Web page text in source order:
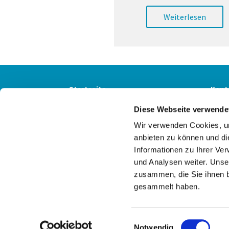
Diese Webseite
Wir verwenden Cookies,
anbieten zu können und
Informationen zu Ihrer
und Analysen weiter.
zusammen, die Sie ihnen
gesammelt haben.
Notwendig
Weiterlesen
Startseite